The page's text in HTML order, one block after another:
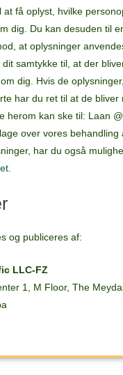
at få oplyst, hvilke
dig. Du kan desuden til
at oplysninger
dit samtykke til, at der
dig. Hvis de
har du ret til at de bliver
herom kan ske til: Laan
over vores behandling
har du også
.
og publiceres af:
LLC-FZ
1, M Floor, The